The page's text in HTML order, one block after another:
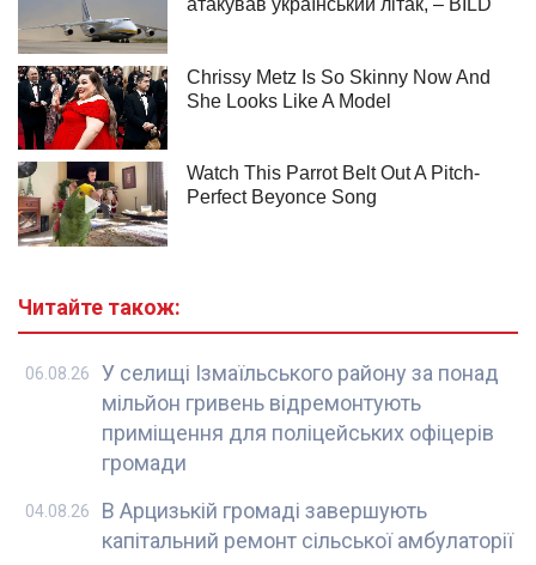
Читайте також:
У селищі Ізмаїльського району за понад
мільйон гривень відремонтують
приміщення для поліцейських офіцерів
громади
06.08.26
В Арцизькій громаді завершують
капітальний ремонт сільської амбулаторії
04.08.26